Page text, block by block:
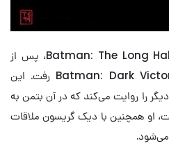
جف لوب، نویسنده‌ی Batman: The Long Halloween، پس از
این کمیک به سراغ نوشتن ‌Batman: Dark Victory رفت. این
را روایت می‌کند که در آن بتمن به
او همچنین با دیک گریسون ملاقات
می‌شود.